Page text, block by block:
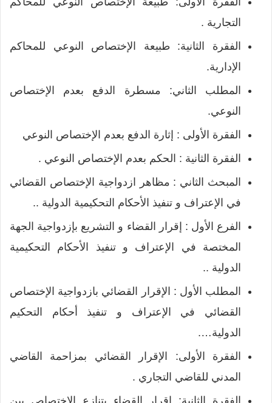
التجارية .
الفقرة الثانية: طبيعة الإختصاص النوعي للمحاكم
الإدارية.
المطلب الثاني: مسطرة الدفع بعدم الإختصاص
النوعي.
الفقرة الأولى : إثارة الدفع بعدم الإختصاص النوعي
الفقرة الثانية : الحكم بعدم الإختصاص النوعي .
المبحث الثاني : مظاهر ازدواجية الإختصاص القضائي
في الإعتراف و تنفيذ الأحكام التحكيمية الدولية ..
الفرع الأول : إقرار القضاء و التشريع بإزدواجية الجهة
المختصة في الإعتراف و تنفيذ الأحكام التحكيمية
الدولية ..
المطلب الأول : الإقرار القضائي بازدواجية الإختصاص
القضائي في الإعتراف و تنفيذ أحكام التحكيم
الدولية….
الفقرة الأولى: الإقرار القضائي بمزاحمة القاضي
المدني للقاضي التجاري .
الفقرة الثانية: إقرار القضاء بتنازع الإختصاص بين